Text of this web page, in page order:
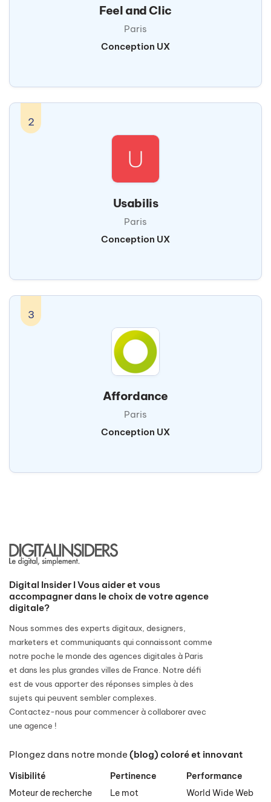
Feel and Clic
Paris
Conception UX
2
Usabilis
Paris
Conception UX
3
Affordance
Paris
Conception UX
Digital Insider I Vous aider et vous
accompagner dans le choix de votre agence
digitale?
Nous sommes des experts digitaux, designers,
marketers et communiquants qui connaissont comme
notre poche le monde des agences digitales à Paris
et dans les plus grandes villes de France. Notre défi
est de vous apporter des réponses simples à des
sujets qui peuvent sembler complexes.
Contactez-nous pour commencer à collaborer avec
une agence !
Plongez dans notre monde (blog) coloré et innovant
Visibilité
Moteur de recherche
Pertinence
Le mot
Performance
World Wide Web